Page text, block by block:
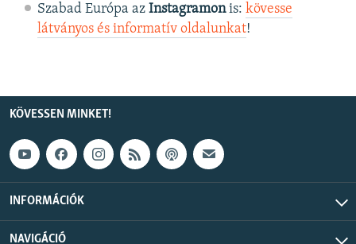
Szabad Európa az Instagramonis: kövesse
látványos és informatív oldalunkat! ​
KÖVESSEN MINKET!
INFORMÁCIÓK
NAVIGÁCIÓ